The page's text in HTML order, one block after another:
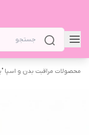
محصولات مراقبت بدن و اسپا